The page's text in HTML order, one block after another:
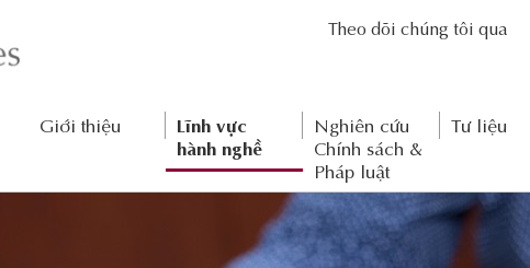
Theo dõi chúng tôi qua
Giới thiệu
Lĩnh vực
hành nghề
Nghiên cứu
Chính sách &
Pháp luật
Tư liệu